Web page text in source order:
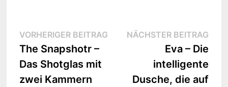
Beitrags-
Navigation
VORHERIGER BEITRAGVorheriger
The Snapshotr –
Das Shotglas mit
zwei Kammern
NÄCHSTER BEITRAG
Eva – Die
intelligente
Dusche, die auf